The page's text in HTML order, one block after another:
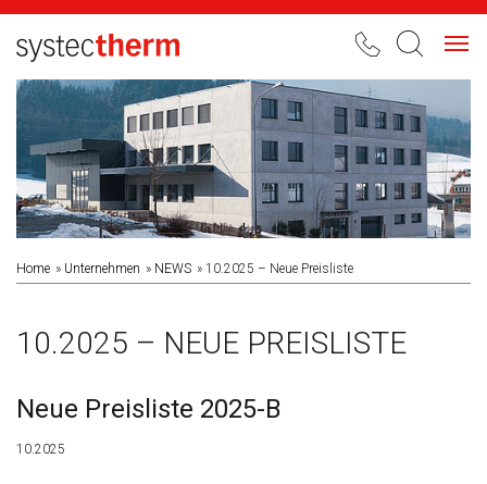
Home Unternehmen NEWS 10.2025 – Neue Preisliste
10.2025 – NEUE PREISLISTE
Neue Preisliste 2025-B
10.2025